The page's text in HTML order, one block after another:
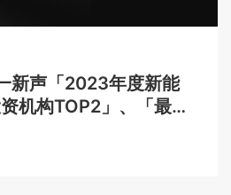
新声「2023年度新能
机构TOP2」、「最佳